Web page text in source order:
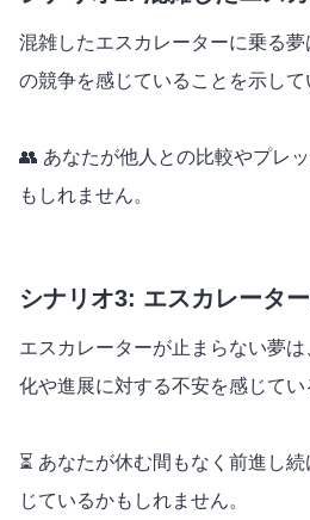
混雑したエスカレーターに乗る
の競争を感じていることを示して
👥 あなたが他人との比較やプレ
もしれません。
シナリオ3: エスカレータ
エスカレーターが止まらない夢
化や進展に対する不安を感じてい
⏳ あなたが休む間もなく前進し
じているかもしれません。